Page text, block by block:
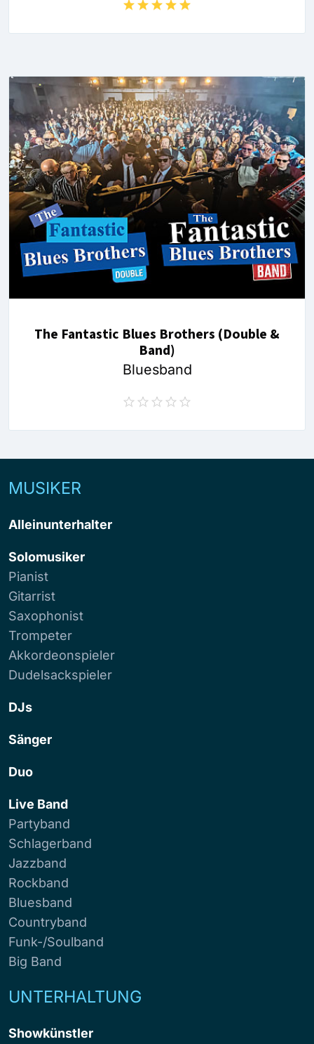
The Fantastic Blues Brothers (Double &
Band)
Bluesband
MUSIKER
Alleinunterhalter
Solomusiker
Pianist
Gitarrist
Saxophonist
Trompeter
Akkordeonspieler
Dudelsackspieler
DJs
Sänger
Duo
Live Band
Partyband
Schlagerband
Jazzband
Rockband
Bluesband
Countryband
Funk-/Soulband
Big Band
UNTERHALTUNG
Showkünstler